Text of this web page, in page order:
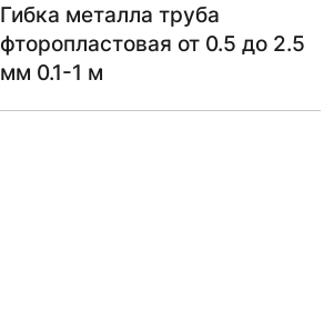
Гибка металла труба
фторопластовая от 0.5 до 2.5
мм 0.1-1 м